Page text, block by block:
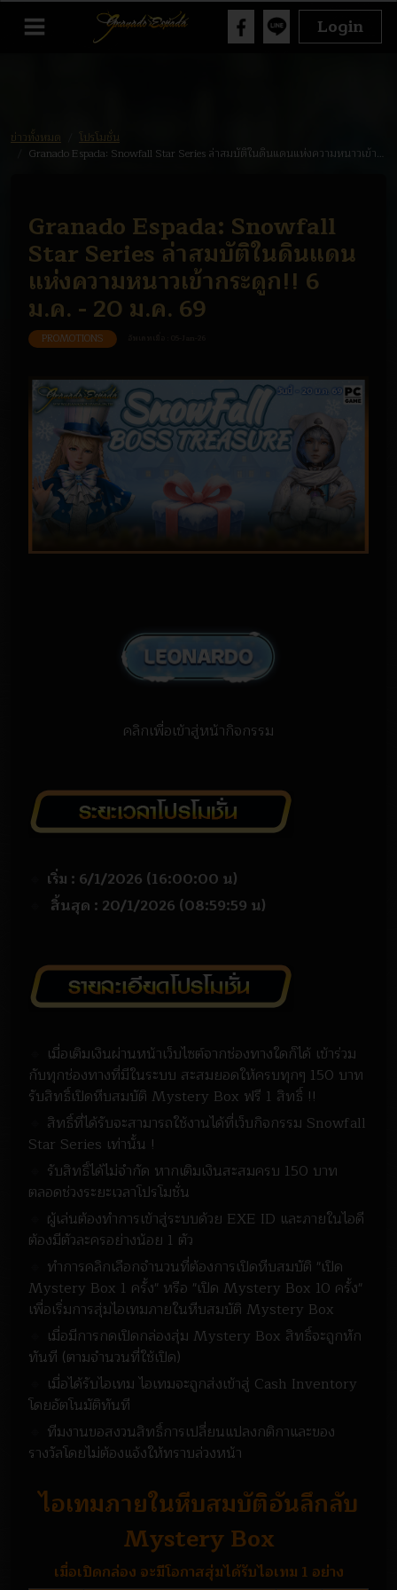
Login
ข่าวทั้งหมด
โปรโมชั่น
Granado Espada: Snowfall Star Series ล่าสมบัติในดินแดนแห่งความหนาวเข้ากระดูก!! 6 ม.ค. - 20 ม.ค. 69
Granado Espada: Snowfall
Star Series ล่าสมบัติในดินแดน
แห่งความหนาวเข้ากระดูก!! 6
ม.ค. - 20 ม.ค. 69
PROMOTIONS
คลิกเพื่อเข้าสู่หน้ากิจกรรม
เริ่ม : 6/1/2026 (16:00:00 น)
สิ้นสุด : 20/1/2026 (08:59:59 น)
เมื่อเติมเงินผ่านหน้าเว็บไซต์จากช่องทางใดก็ได้ เข้าร่วม
กับทุกช่องทางที่มีในระบบ สะสมยอดให้ครบทุกๆ 150 บาท
รับสิทธิ์เปิดหีบสมบัติ Mystery Box ฟรี 1 สิทธิ์ !!
สิทธิ์ที่ได้รับจะสามารถใช้งานได้ที่เว็บกิจกรรม Snowfall
Star Series เท่านั้น !
รับสิทธิ์ได้ไม่จำกัด หากเติมเงินสะสมครบ 150 บาท
ตลอดช่วงระยะเวลาโปรโมชั่น
ผู้เล่นต้องทำการเข้าสู่ระบบด้วย EXE ID และภายในไอดี
ต้องมีตัวละครอย่างน้อย 1 ตัว
ทำการคลิกเลือกจำนวนที่ต้องการเปิดหีบสมบัติ "เปิด
Mystery Box 1 ครั้ง" หรือ "เปิด Mystery Box 10 ครั้ง"
เพื่อเริ่มการสุ่มไอเทมภายในหีบสมบัติ Mystery Box
เมื่อมีการกดเปิดกล่องสุ่ม Mystery Box สิทธิ์จะถูกหัก
ทันที (ตามจำนวนที่ใช้เปิด)
เมื่อได้รับไอเทม ไอเทมจะถูกส่งเข้าสู่ Cash Inventory
โดยอัตโนมัติทันที
ทีมงานขอสงวนสิทธิ์การเปลี่ยนแปลงกติกาและของ
รางวัลโดยไม่ต้องแจ้งให้ทราบล่วงหน้า
ไอเทมภายในหีบสมบัติอันลึกลับ
Mystery Box
เมื่อเปิดกล่อง จะมีโอกาสสุ่มได้รับไอเทม 1 อย่าง